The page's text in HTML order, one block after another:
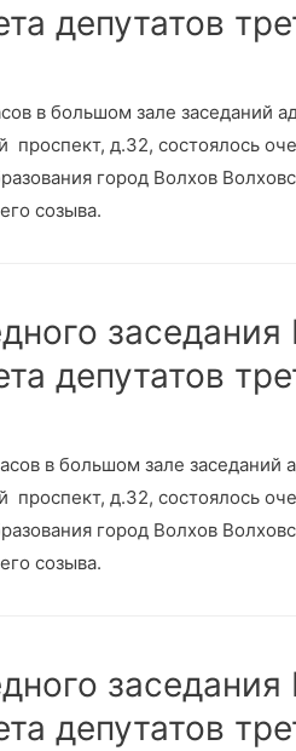
депутатов
в большом зале заседаний
проспект, д.32, состоялось
город Волхов
созыва.
заседания
депутатов
в большом зале
проспект, д.32, состоялось
город Волхов
созыва.
заседания
депутатов